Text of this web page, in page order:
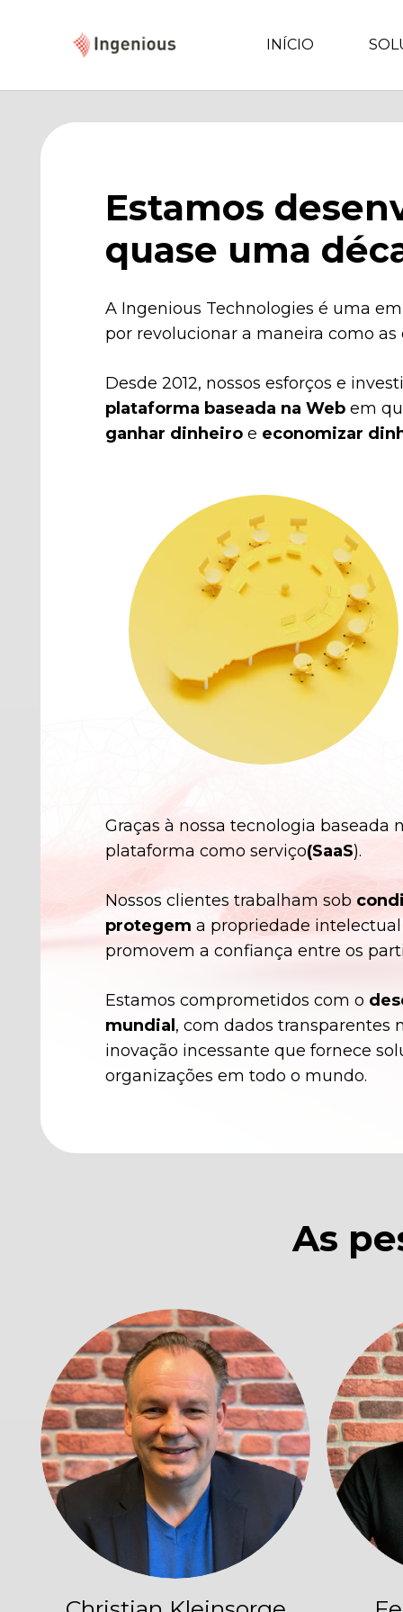
INÍCIO
Estamos
quase uma
A Ingenious Technologies é uma
por revolucionar a maneira como
Desde 2012, nossos esforços e
plataforma baseada na Web em
ganhar dinheiro e economizar
Graças à nossa tecnologia baseada
plataforma como serviço(SaaS).
Nossos clientes trabalham sob
protegem a propriedade
promovem a confiança entre os
Estamos comprometidos com o
mundial , com dados transparentes
inovação incessante que fornece
organizações em todo o mundo.
As